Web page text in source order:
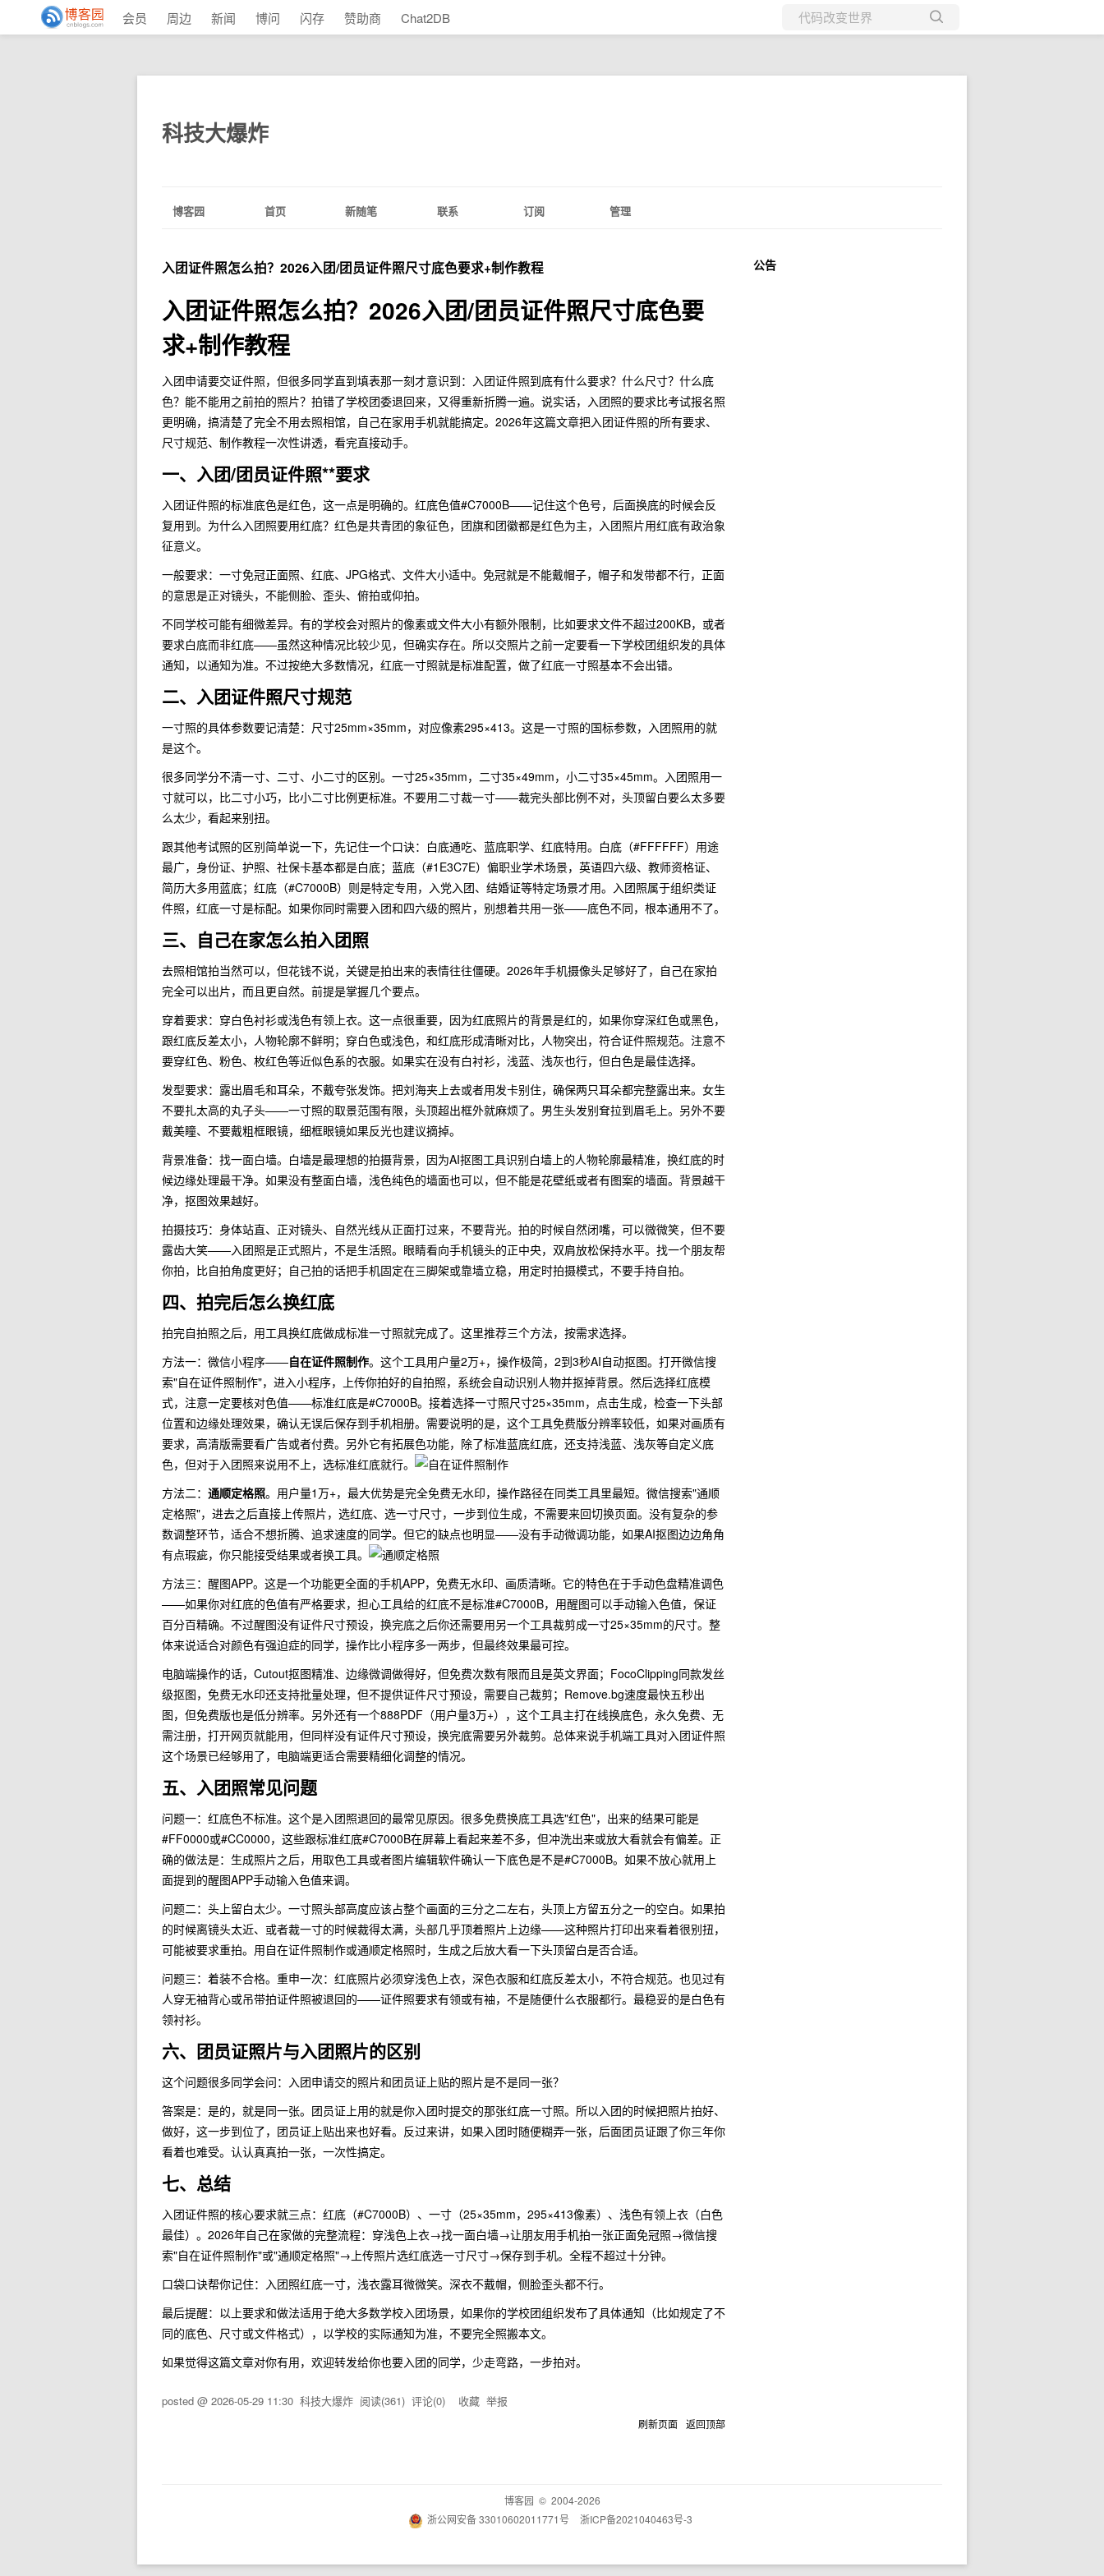
会员 周边 新闻 博问 闪存 赞助商 Chat2DB
当前博客
科技大爆炸
博客园 首页 新随笔 联系 订阅 管理
入团证件照怎么拍？2026入团/团员证件照尺寸底色要求+制作教程
入团证件照怎么拍？2026入团/团员证件照尺寸底色要
求+制作教程
入团申请要交证件照，但很多同学直到填表那一刻才意识到：入团证件照到底有什么要求？什么尺寸？什么底
色？能不能用之前拍的照片？拍错了学校团委退回来，又得重新折腾一遍。说实话，入团照的要求比考试报名照
更明确，搞清楚了完全不用去照相馆，自己在家用手机就能搞定。2026年这篇文章把入团证件照的所有要求、
尺寸规范、制作教程一次性讲透，看完直接动手。
一、入团/团员证件照**要求
入团证件照的标准底色是红色，这一点是明确的。红底色值#C7000B——记住这个色号，后面换底的时候会反
复用到。为什么入团照要用红底？红色是共青团的象征色，团旗和团徽都是红色为主，入团照片用红底有政治象
征意义。
一般要求：一寸免冠正面照、红底、JPG格式、文件大小适中。免冠就是不能戴帽子，帽子和发带都不行，正面
的意思是正对镜头，不能侧脸、歪头、俯拍或仰拍。
不同学校可能有细微差异。有的学校会对照片的像素或文件大小有额外限制，比如要求文件不超过200KB，或者
要求白底而非红底——虽然这种情况比较少见，但确实存在。所以交照片之前一定要看一下学校团组织发的具体
通知，以通知为准。不过按绝大多数情况，红底一寸照就是标准配置，做了红底一寸照基本不会出错。
二、入团证件照尺寸规范
一寸照的具体参数要记清楚：尺寸25mm×35mm，对应像素295×413。这是一寸照的国标参数，入团照用的就
是这个。
很多同学分不清一寸、二寸、小二寸的区别。一寸25×35mm，二寸35×49mm，小二寸35×45mm。入团照用一
寸就可以，比二寸小巧，比小二寸比例更标准。不要用二寸裁一寸——裁完头部比例不对，头顶留白要么太多要
么太少，看起来别扭。
跟其他考试照的区别简单说一下，先记住一个口诀：白底通吃、蓝底职学、红底特用。白底（#FFFFFF）用途
最广，身份证、护照、社保卡基本都是白底；蓝底（#1E3C7E）偏职业学术场景，英语四六级、教师资格证、
简历大多用蓝底；红底（#C7000B）则是特定专用，入党入团、结婚证等特定场景才用。入团照属于组织类证
件照，红底一寸是标配。如果你同时需要入团和四六级的照片，别想着共用一张——底色不同，根本通用不了。
三、自己在家怎么拍入团照
去照相馆拍当然可以，但花钱不说，关键是拍出来的表情往往僵硬。2026年手机摄像头足够好了，自己在家拍
完全可以出片，而且更自然。前提是掌握几个要点。
穿着要求：穿白色衬衫或浅色有领上衣。这一点很重要，因为红底照片的背景是红的，如果你穿深红色或黑色，
跟红底反差太小，人物轮廓不鲜明；穿白色或浅色，和红底形成清晰对比，人物突出，符合证件照规范。注意不
要穿红色、粉色、枚红色等近似色系的衣服。如果实在没有白衬衫，浅蓝、浅灰也行，但白色是最佳选择。
发型要求：露出眉毛和耳朵，不戴夸张发饰。把刘海夹上去或者用发卡别住，确保两只耳朵都完整露出来。女生
不要扎太高的丸子头——一寸照的取景范围有限，头顶超出框外就麻烦了。男生头发别耷拉到眉毛上。另外不要
戴美瞳、不要戴粗框眼镜，细框眼镜如果反光也建议摘掉。
背景准备：找一面白墙。白墙是最理想的拍摄背景，因为AI抠图工具识别白墙上的人物轮廓最精准，换红底的时
候边缘处理最干净。如果没有整面白墙，浅色纯色的墙面也可以，但不能是花壁纸或者有图案的墙面。背景越干
净，抠图效果越好。
拍摄技巧：身体站直、正对镜头、自然光线从正面打过来，不要背光。拍的时候自然闭嘴，可以微微笑，但不要
露齿大笑——入团照是正式照片，不是生活照。眼睛看向手机镜头的正中央，双肩放松保持水平。找一个朋友帮
你拍，比自拍角度更好；自己拍的话把手机固定在三脚架或靠墙立稳，用定时拍摄模式，不要手持自拍。
四、拍完后怎么换红底
拍完自拍照之后，用工具换红底做成标准一寸照就完成了。这里推荐三个方法，按需求选择。
方法一：微信小程序——自在证件照制作。这个工具用户量2万+，操作极简，2到3秒AI自动抠图。打开微信搜
索"自在证件照制作"，进入小程序，上传你拍好的自拍照，系统会自动识别人物并抠掉背景。然后选择红底模
式，注意一定要核对色值——标准红底是#C7000B。接着选择一寸照尺寸25×35mm，点击生成，检查一下头部
位置和边缘处理效果，确认无误后保存到手机相册。需要说明的是，这个工具免费版分辨率较低，如果对画质有
要求，高清版需要看广告或者付费。另外它有拓展色功能，除了标准蓝底红底，还支持浅蓝、浅灰等自定义底
色，但对于入团照来说用不上，选标准红底就行。
方法二： 通顺定格照。用户量1万+，最大优势是完全免费无水印，操作路径在同类工具里最短。微信搜索"通顺
定格照"，进去之后直接上传照片，选红底、选一寸尺寸，一步到位生成，不需要来回切换页面。没有复杂的参
数调整环节，适合不想折腾、追求速度的同学。但它的缺点也明显——没有手动微调功能，如果AI抠图边边角角
有点瑕疵，你只能接受结果或者换工具。
方法三：醒图APP。这是一个功能更全面的手机APP，免费无水印、画质清晰。它的特色在于手动色盘精准调色
——如果你对红底的色值有严格要求，担心工具给的红底不是标准#C7000B，用醒图可以手动输入色值，保证
百分百精确。不过醒图没有证件尺寸预设，换完底之后你还需要用另一个工具裁剪成一寸25×35mm的尺寸。整
体来说适合对颜色有强迫症的同学，操作比小程序多一两步，但最终效果最可控。
电脑端操作的话，Cutout抠图精准、边缘微调做得好，但免费次数有限而且是英文界面；FocoClipping同款发丝
级抠图，免费无水印还支持批量处理，但不提供证件尺寸预设，需要自己裁剪；Remove.bg速度最快五秒出
图，但免费版也是低分辨率。另外还有一个888PDF（用户量3万+），这个工具主打在线换底色，永久免费、无
需注册，打开网页就能用，但同样没有证件尺寸预设，换完底需要另外裁剪。总体来说手机端工具对入团证件照
这个场景已经够用了，电脑端更适合需要精细化调整的情况。
五、入团照常见问题
问题一：红底色不标准。这个是入团照退回的最常见原因。很多免费换底工具选"红色"，出来的结果可能是
#FF0000或#CC0000，这些跟标准红底#C7000B在屏幕上看起来差不多，但冲洗出来或放大看就会有偏差。正
确的做法是：生成照片之后，用取色工具或者图片编辑软件确认一下底色是不是#C7000B。如果不放心就用上
面提到的醒图APP手动输入色值来调。
问题二：头上留白太少。一寸照头部高度应该占整个画面的三分之二左右，头顶上方留五分之一的空白。如果拍
的时候离镜头太近、或者裁一寸的时候裁得太满，头部几乎顶着照片上边缘——这种照片打印出来看着很别扭，
可能被要求重拍。用自在证件照制作或通顺定格照时，生成之后放大看一下头顶留白是否合适。
问题三：着装不合格。重申一次：红底照片必须穿浅色上衣，深色衣服和红底反差太小，不符合规范。也见过有
人穿无袖背心或吊带拍证件照被退回的——证件照要求有领或有袖，不是随便什么衣服都行。最稳妥的是白色有
领衬衫。
六、团员证照片与入团照片的区别
这个问题很多同学会问：入团申请交的照片和团员证上贴的照片是不是同一张？
答案是：是的，就是同一张。团员证上用的就是你入团时提交的那张红底一寸照。所以入团的时候把照片拍好、
做好，这一步到位了，团员证上贴出来也好看。反过来讲，如果入团时随便糊弄一张，后面团员证跟了你三年你
看着也难受。认认真真拍一张，一次性搞定。
七、总结
入团证件照的核心要求就三点：红底（#C7000B）、一寸（25×35mm，295×413像素）、浅色有领上衣（白色
最佳）。2026年自己在家做的完整流程：穿浅色上衣→找一面白墙→让朋友用手机拍一张正面免冠照→微信搜
索"自在证件照制作"或"通顺定格照"→上传照片选红底选一寸尺寸→保存到手机。全程不超过十分钟。
口袋口诀帮你记住：入团照红底一寸，浅衣露耳微微笑。深衣不戴帽，侧脸歪头都不行。
最后提醒：以上要求和做法适用于绝大多数学校入团场景，如果你的学校团组织发布了具体通知（比如规定了不
同的底色、尺寸或文件格式），以学校的实际通知为准，不要完全照搬本文。
如果觉得这篇文章对你有用，欢迎转发给你也要入团的同学，少走弯路，一步拍对。
posted @ 2026-05-29 11:30 科技大爆炸 阅读(361) 评论(0) 收藏 举报
刷新页面 返回顶部
公告
博客园 © 2004-2026
浙公网安备 33010602011771号
浙ICP备2021040463号-3